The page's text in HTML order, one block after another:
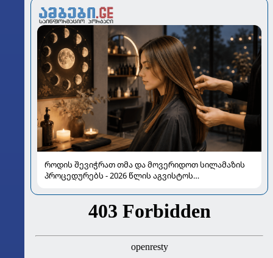
როდის შევიჭრათ თმა და მოვერიდოთ სილამაზის
პროცედურებს - 2026 წლის აგვისტოს